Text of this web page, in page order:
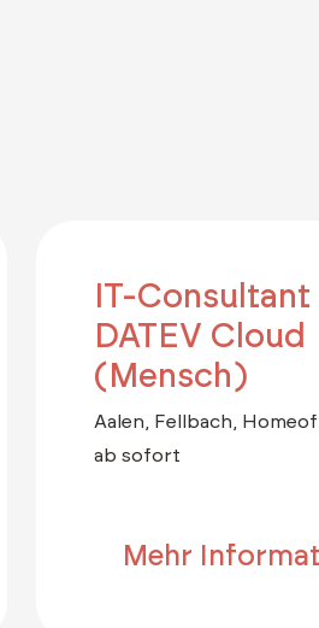
IT-Consultant
DATEV Cloud
(Mensch)
Aalen, Fellbach,
ab sofort
Mehr